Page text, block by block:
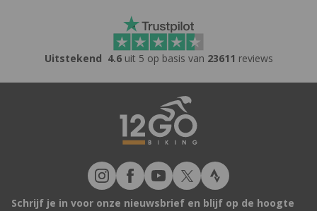
Uitstekend 4.6uit 5 op basis van 23611 reviews
Schrijf je in voor onze nieuwsbrief en blijf op de hoogte